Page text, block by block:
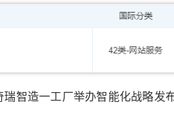
造一工厂举办智能化战略发